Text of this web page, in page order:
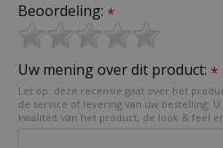
Beoordeling: *
Uw mening over dit product: *
Let op: deze recensie gaat over het
de service of levering van uw bestelling.
kwaliteit van het product, de look & feel